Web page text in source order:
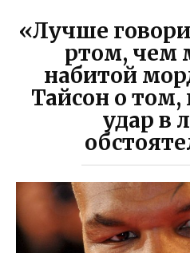
«Лучше
ртом, чем
набитой
Тайсон о
удар в